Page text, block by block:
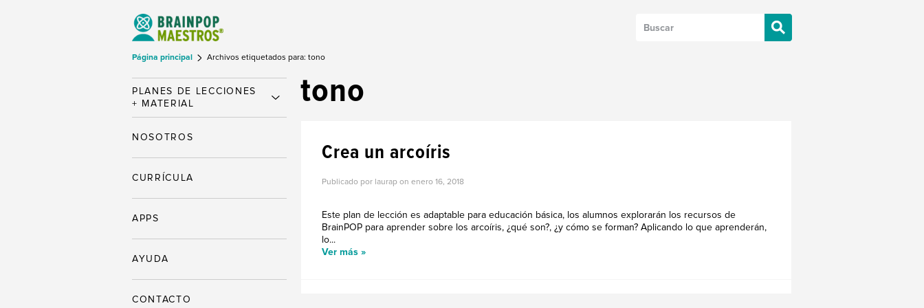
Página principal Archivos etiquetados para: tono
tono
Crea un arcoíris
Publicado por laurap on enero 16, 2018
Este plan de lección es adaptable para educación básica, los alumnos explorarán los recursos de
BrainPOP para aprender sobre los arcoíris, ¿qué son?, ¿y cómo se forman? Aplicando lo que aprenderán,
lo...
Ver más »
PLANES DE LECCIONES
+ MATERIAL
NOSOTROS
CURRÍCULA
APPS
AYUDA
CONTACTO